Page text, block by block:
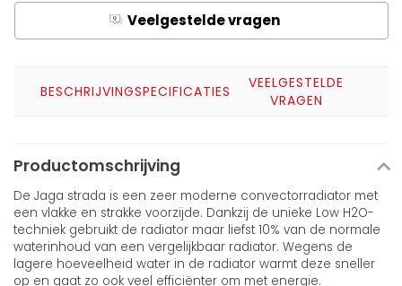
Q Veelgestelde vragen
BESCHRIJVINGSPECIFICATIES
VEELGESTELDE
VRAGEN
Productomschrijving
De Jaga strada is een zeer moderne convectorradiator met
een vlakke en strakke voorzijde. Dankzij de unieke Low H2O-
techniek gebruikt de radiator maar liefst 10% van de normale
waterinhoud van een vergelijkbaar radiator. Wegens de
lagere hoeveelheid water in de radiator warmt deze sneller
op en gaat zo ook veel efficiënter om met energie.